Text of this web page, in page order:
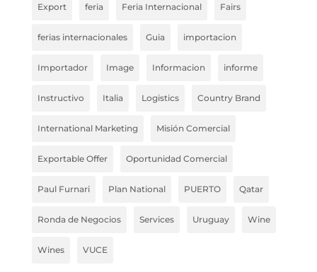
Export feria Feria Internacional Fairs
ferias internacionales Guia importacion
Importador Image Informacion informe
Instructivo Italia Logistics Country Brand
International Marketing Misión Comercial
Exportable Offer Oportunidad Comercial
Paul Furnari Plan National PUERTO Qatar
Ronda de Negocios Services Uruguay Wine
Wines VUCE